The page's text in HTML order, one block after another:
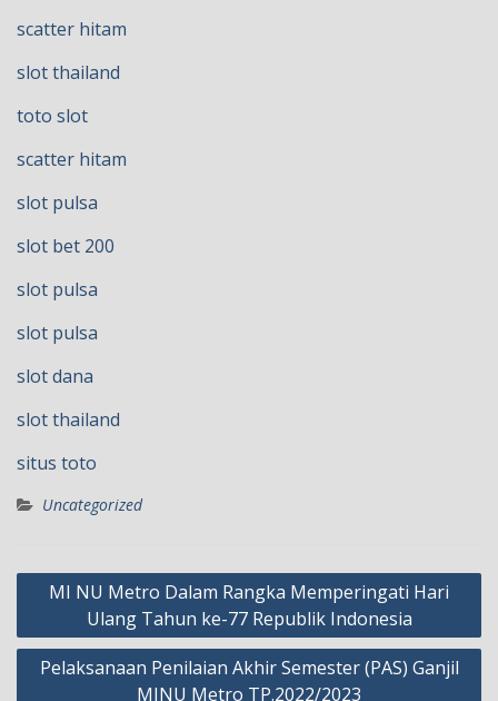
scatter hitam
slot thailand
toto slot
scatter hitam
slot pulsa
slot bet 200
slot pulsa
slot pulsa
slot dana
slot thailand
situs toto
Uncategorized
Post
navigation
MI NU Metro Dalam Rangka Memperingati Hari
Ulang Tahun ke-77 Republik Indonesia
Pelaksanaan Penilaian Akhir Semester (PAS) Ganjil
MINU Metro TP.2022/2023